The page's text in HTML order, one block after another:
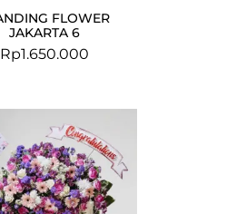
FLOWER
JAKARTA 6
Rp1.650.000